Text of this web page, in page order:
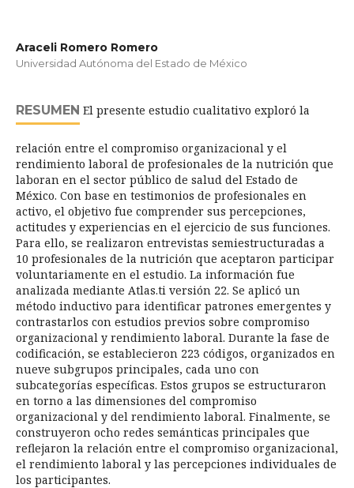
Araceli Romero Romero
Universidad Autónoma del Estado de México
RESUMEN El presente estudio cualitativo exploró la
relación entre el compromiso organizacional y el
rendimiento laboral de profesionales de la nutrición que
laboran en el sector público de salud del Estado de
México. Con base en testimonios de profesionales en
activo, el objetivo fue comprender sus percepciones,
actitudes y experiencias en el ejercicio de sus funciones.
Para ello, se realizaron entrevistas semiestructuradas a
10 profesionales de la nutrición que aceptaron participar
voluntariamente en el estudio. La información fue
analizada mediante Atlas.ti versión 22. Se aplicó un
método inductivo para identificar patrones emergentes y
contrastarlos con estudios previos sobre compromiso
organizacional y rendimiento laboral. Durante la fase de
codificación, se establecieron 223 códigos, organizados en
nueve subgrupos principales, cada uno con
subcategorías específicas. Estos grupos se estructuraron
en torno a las dimensiones del compromiso
organizacional y del rendimiento laboral. Finalmente, se
construyeron ocho redes semánticas principales que
reflejaron la relación entre el compromiso organizacional,
el rendimiento laboral y las percepciones individuales de
los participantes.